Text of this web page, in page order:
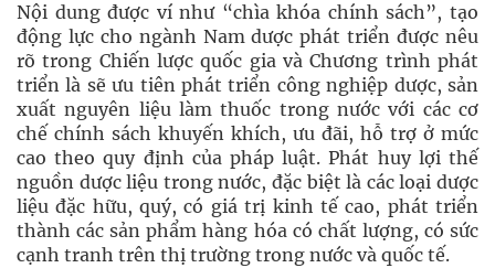
Nội dung được ví như “chìa khóa chính sách”, tạo
động lực cho ngành Nam dược phát triển được nêu
rõ trong Chiến lược quốc gia và Chương trình phát
triển là sẽ ưu tiên phát triển công nghiệp dược, sản
xuất nguyên liệu làm thuốc trong nước với các cơ
chế chính sách khuyến khích, ưu đãi, hỗ trợ ở mức
cao theo quy định của pháp luật. Phát huy lợi thế
nguồn dược liệu trong nước, đặc biệt là các loại dược
liệu đặc hữu, quý, có giá trị kinh tế cao, phát triển
thành các sản phẩm hàng hóa có chất lượng, có sức
cạnh tranh trên thị trường trong nước và quốc tế.